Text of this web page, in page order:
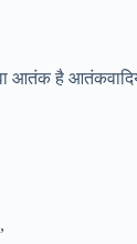
आतंक है